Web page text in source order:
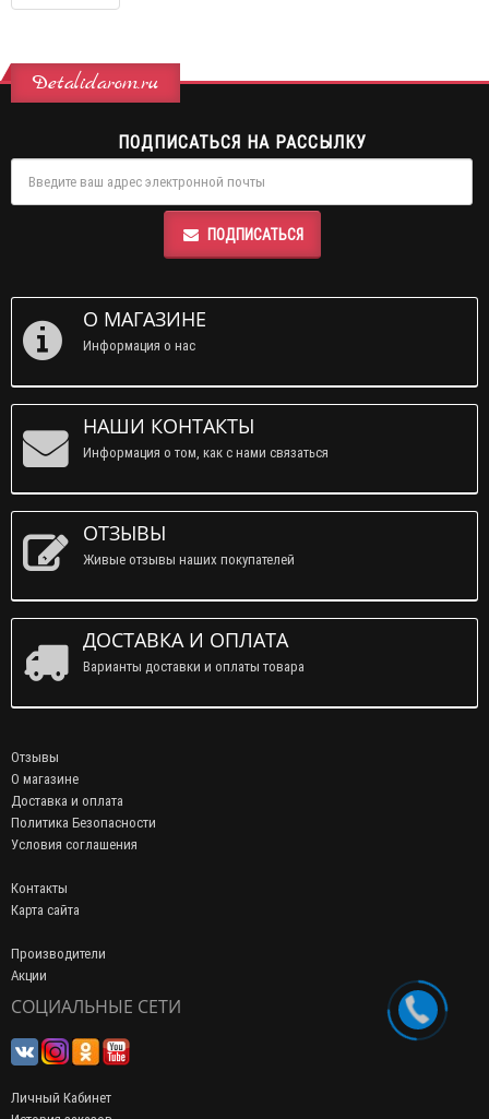
Detalidarom.ru
ПОДПИСАТЬСЯ НА РАССЫЛКУ
ПОДПИСАТЬСЯ
О МАГАЗИНЕ
Информация о нас
НАШИ КОНТАКТЫ
Информация о том, как с нами связаться
ОТЗЫВЫ
Живые отзывы наших покупателей
ДОСТАВКА И ОПЛАТА
Варианты доставки и оплаты товара
Отзывы
О магазине
Доставка и оплата
Политика Безопасности
Условия соглашения
Контакты
Карта сайта
Производители
Акции
СОЦИАЛЬНЫЕ СЕТИ
Личный Кабинет